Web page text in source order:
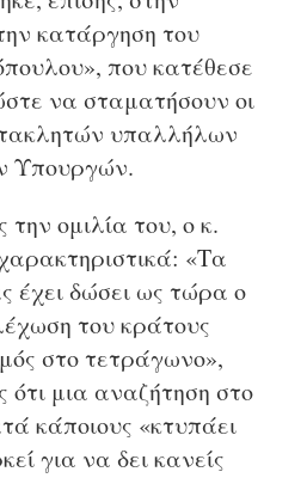
κατάργηση του
που κατέθεσε
να σταματήσουν οι
υπαλλήλων
Υπουργών.
ομιλία του, ο κ.
«Τα
έχει δώσει ως τώρα ο
του κράτους
στο τετράγωνο»,
μια αναζήτηση στο
κάποιους «κτυπάει
για να δει κανείς